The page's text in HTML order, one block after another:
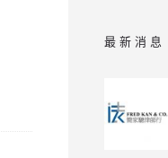
最新消息